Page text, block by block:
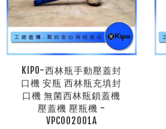
KIPO-西林瓶手動壓蓋封
口機 安瓶 西林瓶充填封
口機 無菌西林瓶鎖蓋機
壓蓋機 壓瓶機 -
VPC002001A